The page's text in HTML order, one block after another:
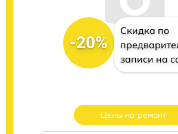
-20%
Скидка по
записи на
Цены на ремонт